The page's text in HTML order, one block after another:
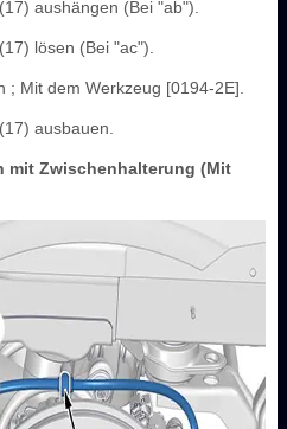
aushängen (Bei "ab").
lösen (Bei "ac").
Mit dem Werkzeug [0194-2E].
ausbauen.
mit Zwischenhalterung (Mit